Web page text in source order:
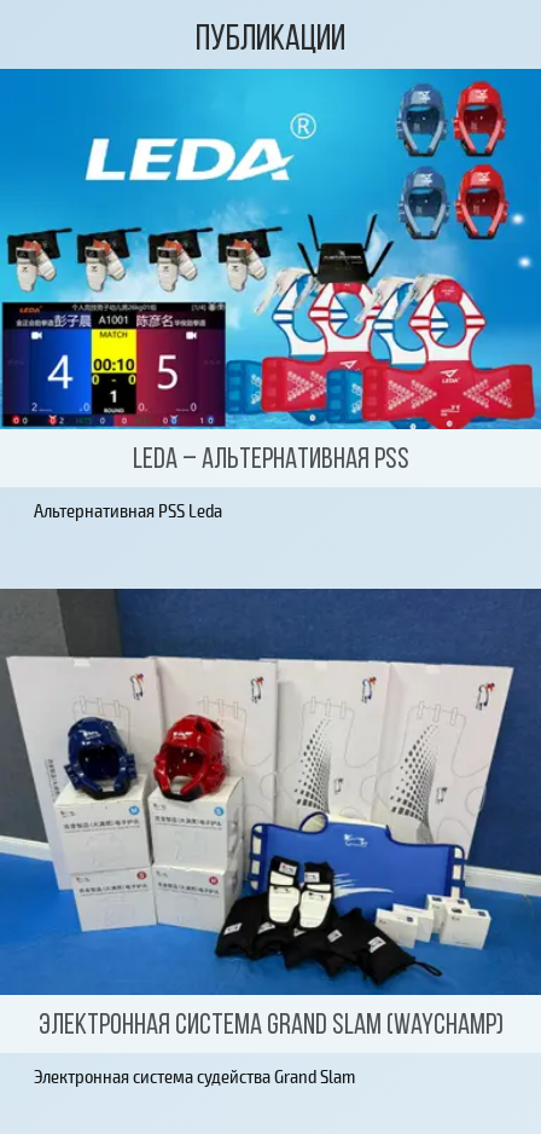
Публикации
Leda – альтернативная PSS
Альтернативная PSS Leda
Электронная система Grand Slam (Waychamp)
Электронная система судейства Grand Slam